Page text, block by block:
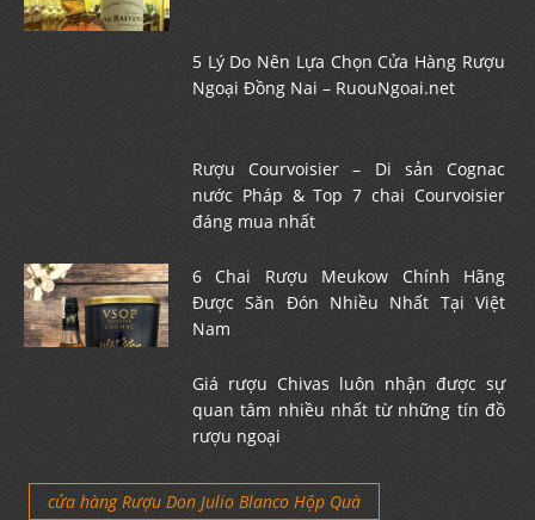
5 Lý Do Nên Lựa Chọn Cửa Hàng Rượu
Ngoại Đồng Nai – RuouNgoai.net
Rượu Courvoisier – Di sản Cognac
nước Pháp & Top 7 chai Courvoisier
đáng mua nhất
6 Chai Rượu Meukow Chính Hãng
Được Săn Đón Nhiều Nhất Tại Việt
Nam
Giá rượu Chivas luôn nhận được sự
quan tâm nhiều nhất từ những tín đồ
rượu ngoại
cửa hàng Rượu Don Julio Blanco Hộp Quà